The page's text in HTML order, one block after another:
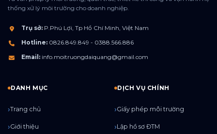
thống xử lý môi trường cho doanh nghiệp.
Trụ sở: P.Phú Lợi, Tp Hồ Chí Minh, Việt Nam
Hotline: 0826.849.849 - 0388.566.886
Email: info.moitruongdaiquang@gmail.com
DANH MỤC
Trang chủ
Giới thiệu
DỊCH VỤ CHÍNH
Giấy phép môi trường
Lập hồ sơ ĐTM